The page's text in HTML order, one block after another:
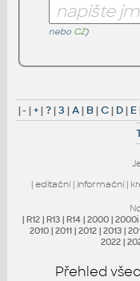
nebo CZ)
|- |+|?|3 |A| B|C| D| E
| editační| informační|
| R12 | R13 | R14 | 2000 | 2000i
2010 | 2011 | 2012 | 2013 |
2022 |
Přehled